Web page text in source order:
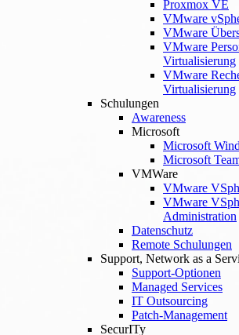
Proxmox VE
VMware
VMware
VMware
Virtualisierung
VMware
Virtualisierung
Schulungen
Awareness
Microsoft
Microsoft
Microsoft
VMWare
VMware
VMware
Administration
Datenschutz
Remote Schulungen
Support, Network as a
Support-Optionen
Managed Services
IT Outsourcing
Patch-Management
SecurITy